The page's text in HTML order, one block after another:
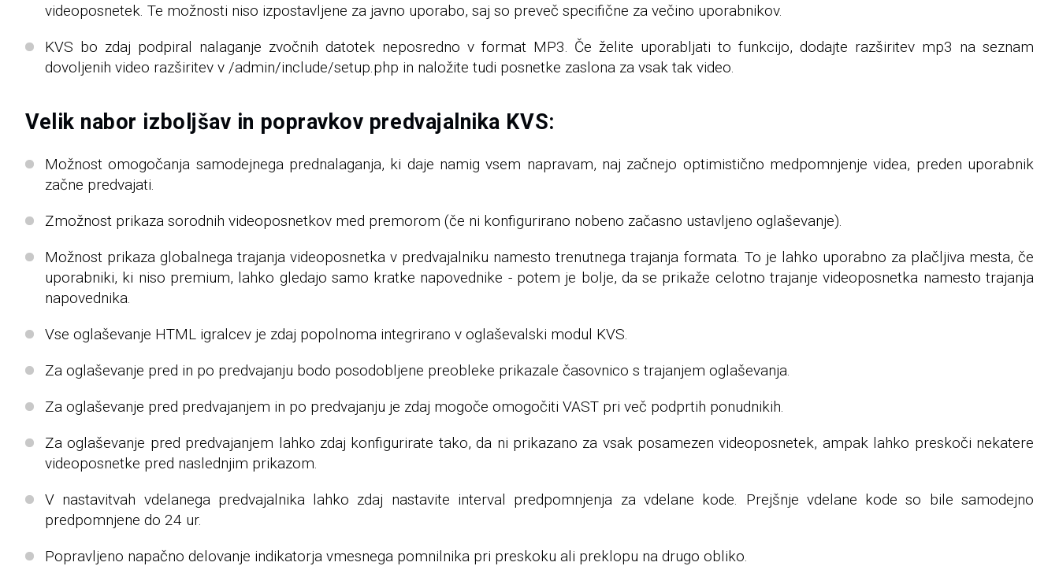
videoposnetek. Te možnosti niso izpostavljene za javno uporabo, saj so preveč specifične za večino uporabnikov.
KVS bo zdaj podpiral nalaganje zvočnih datotek neposredno v format MP3. Če želite uporabljati to funkcijo, dodajte razširitev mp3 na seznam
dovoljenih video razširitev v /admin/include/setup.php in naložite tudi posnetke zaslona za vsak tak video.
Velik nabor izboljšav in popravkov predvajalnika KVS:
Možnost omogočanja samodejnega prednalaganja, ki daje namig vsem napravam, naj začnejo optimistično medpomnjenje videa, preden uporabnik
začne predvajati.
Zmožnost prikaza sorodnih videoposnetkov med premorom (če ni konfigurirano nobeno začasno ustavljeno oglaševanje).
Možnost prikaza globalnega trajanja videoposnetka v predvajalniku namesto trenutnega trajanja formata. To je lahko uporabno za plačljiva mesta, če
uporabniki, ki niso premium, lahko gledajo samo kratke napovednike - potem je bolje, da se prikaže celotno trajanje videoposnetka namesto trajanja
napovednika.
Vse oglaševanje HTML igralcev je zdaj popolnoma integrirano v oglaševalski modul KVS.
Za oglaševanje pred in po predvajanju bodo posodobljene preobleke prikazale časovnico s trajanjem oglaševanja.
Za oglaševanje pred predvajanjem in po predvajanju je zdaj mogoče omogočiti VAST pri več podprtih ponudnikih.
Za oglaševanje pred predvajanjem lahko zdaj konfigurirate tako, da ni prikazano za vsak posamezen videoposnetek, ampak lahko preskoči nekatere
videoposnetke pred naslednjim prikazom.
V nastavitvah vdelanega predvajalnika lahko zdaj nastavite interval predpomnjenja za vdelane kode. Prejšnje vdelane kode so bile samodejno
predpomnjene do 24 ur.
Popravljeno napačno delovanje indikatorja vmesnega pomnilnika pri preskoku ali preklopu na drugo obliko.